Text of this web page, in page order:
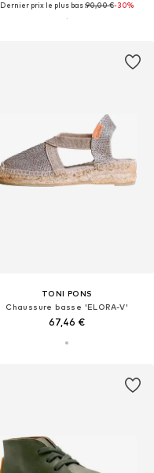
Dernier prix le plus bas :90,00 €-30%
TONI PONS
Chaussure basse 'ELORA-V'
67,46 €